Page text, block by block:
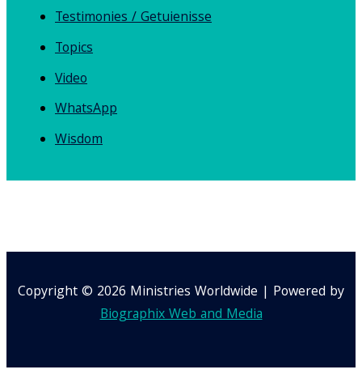
Testimonies / Getuienisse
Topics
Video
WhatsApp
Wisdom
Copyright © 2026 Ministries Worldwide | Powered by
Biographix Web and Media